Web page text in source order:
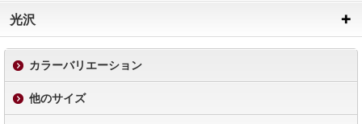
光沢
カラーバリエーション
他のサイズ